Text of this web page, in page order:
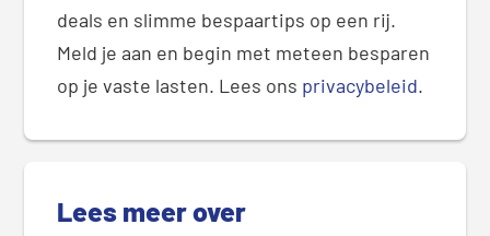
deals en slimme bespaartips op een rij.
Meld je aan en begin met meteen besparen
op je vaste lasten. Lees ons privacybeleid.
Lees meer over